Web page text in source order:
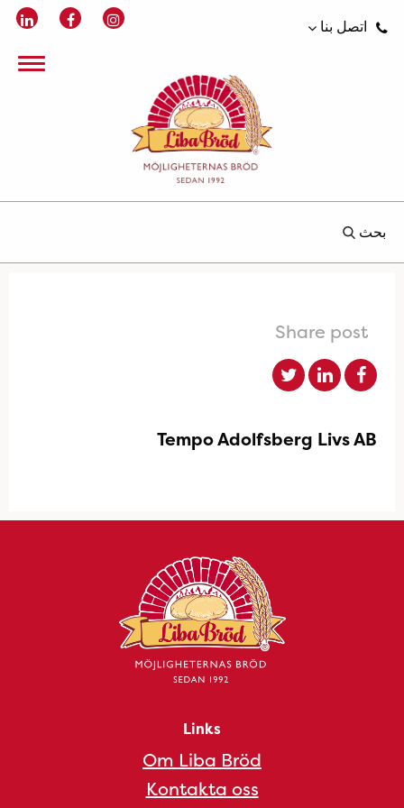
اتصل بنا
بحث
Share post
Tempo Adolfsberg Livs AB
Links
Om Liba Bröd
Kontakta oss